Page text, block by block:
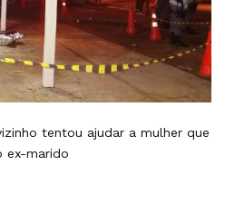
tentou ajudar a mulher que
ex-marido